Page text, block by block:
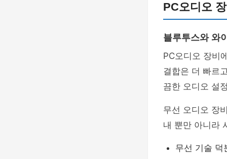
PC오디오
블루투스와 와
PC오디오 장비
결합은 더 빠르
끔한 오디오 설
무선 오디오 장
내 뿐만 아니라
무선 기술 덕